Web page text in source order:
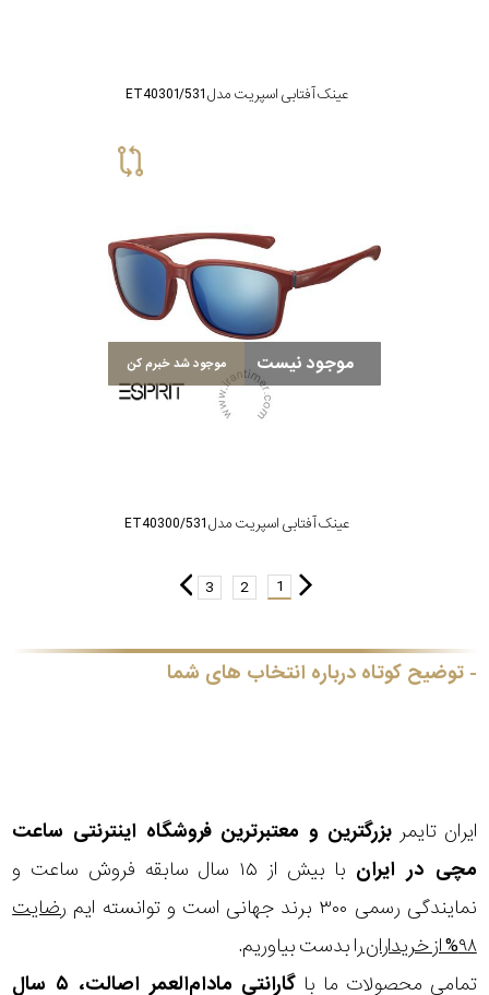
عینک آفتابی اسپریت مدل ET40301/531
موجود نیست موجود شد خبرم کن
عینک آفتابی اسپریت مدل ET40300/531
1
2
3
توضیح کوتاه درباره انتخاب های شما
ایران تایمر بزرگترین و معتبرترین فروشگاه اینترنتی ساعت
مچی در ایران
با بیش از ۱۵ سال سابقه فروش ساعت و
نمایندگی رسمی ۳۰۰ برند جهانی است و توانسته ایم
رضایت
۹۸% از خریداران
را بدست بیاوریم.
تمامی محصولات ما با
گارانتی مادام‌العمر اصالت، ۵ سال